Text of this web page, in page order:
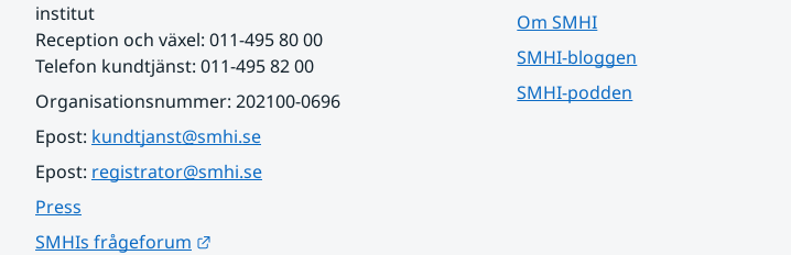
institut
Reception och växel: 011-495 80 00
Telefon kundtjänst: 011-495 82 00
Organisationsnummer: 202100-0696
Epost: kundtjanst@smhi.se
Epost: registrator@smhi.se
Press
SMHIs frågeforum
Om SMHI
SMHI-bloggen
SMHI-podden